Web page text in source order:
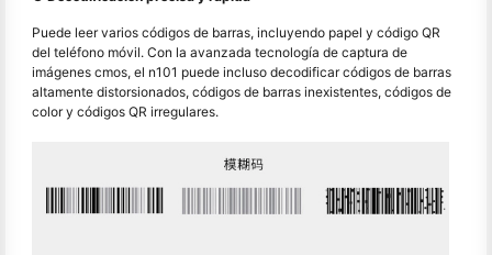
Puede leer varios códigos de barras, incluyendo papel y código QR
del teléfono móvil. Con la avanzada tecnología de captura de
imágenes cmos, el n101 puede incluso decodificar códigos de barras
altamente distorsionados, códigos de barras inexistentes, códigos de
color y códigos QR irregulares.